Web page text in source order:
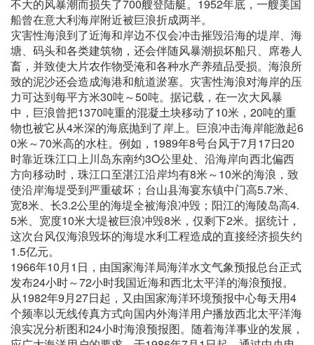
不大的风暴潮而损失了700艘登陆艇。1952年底，一艘美国
船曾在意大利海岸附近被巨浪折成两半。
灾害性海浪到了近海和岸边不仅会冲击摧毁沿海的堤岸、海
塘、码头和各类建筑物，还会伴随风暴潮损坏船只、席卷人
畜，并致使大片农作物受淹和各种水产养殖品受损。海浪所
致的泥沙还会造成海港和航道淤塞。灾害性海浪对海岸的压
力可达到每平方米30吨～50吨。据记载，在一次大风暴
中，巨浪曾把1370吨重的混凝土块移动了10米，20吨的重
物也被它从4米深的海底抛到了岸上。巨浪冲击海岸能激起6
0米～70米高的水柱。例如，1989年8号台风于7月17日20
时靠近珠江口上川岛东南约3O公里处、沿海岸向西北偏西
方向移动时，珠江口至湛江沿岸均有8米～10米的海浪，致
使沿岸海堤受到严重破坏；台山县海宴东镇中门高5.7米、
宽8米、长3.2公里的海堤全被海浪冲毁；阳江的海陵岛高4.
5米、宽度10米大堤被巨浪冲毁8米，仅剩下2米。据统计，
这次台风仅海浪毁坏的海堤水利工程造成的直接经济损失约
1.5亿元。
1966年10月1日，由国家海洋局海洋水文气象预报总台正式
发布24小时～72小时我国近海和西北太平洋的海浪预报。
从1982年9月27日起，又由国家海洋环境预报中心每天用4
个频率以无线传真方式向国内外海洋用户播放西北太平洋海
浪实况分析图和24小时海浪预报图。随着海洋事业的发展，